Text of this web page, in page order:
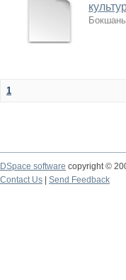
1
DSpace software copyright ©
Contact Us
Send Feedback